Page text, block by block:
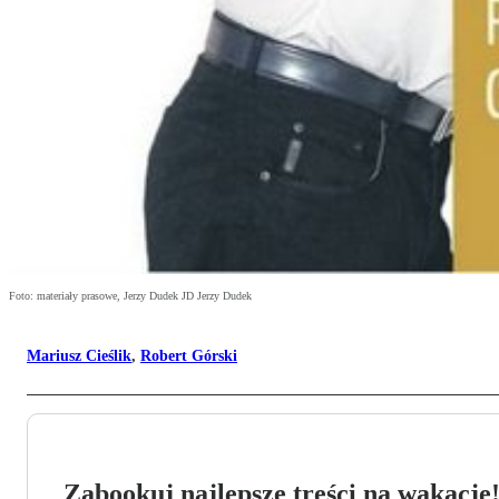
Foto: materiały prasowe, Jerzy Dudek JD Jerzy Dudek
Mariusz Cieślik, Robert Górski